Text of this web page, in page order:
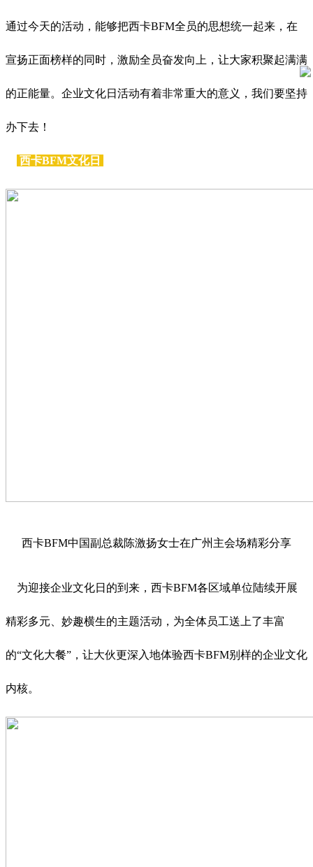
通过今天的活动，能够把西卡BFM全员的思想统一起来，在
宣扬正面榜样的同时，激励全员奋发向上，让大家积聚起满满
的正能量。企业文化日活动有着非常重大的意义，我们要坚持
办下去！
西卡BFM文化日
西卡BFM中国副总裁陈激扬女士在广州主会场精彩分享
为迎接企业文化日的到来，西卡BFM各区域单位陆续开展
精彩多元、妙趣横生的主题活动，为全体员工送上了丰富
的“文化大餐”，让大伙更深入地体验西卡BFM别样的企业文化
内核。